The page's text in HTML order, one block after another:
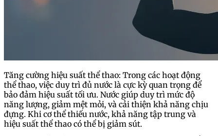
Tăng cường hiệu suất thể thao: Trong các hoạt động
thể thao, việc duy trì đủ nước là cực kỳ quan trọng để
bảo đảm hiệu suất tối ưu. Nước giúp duy trì mức độ
năng lượng, giảm mệt mỏi, và cải thiện khả năng chịu
đựng. Khi cơ thể thiếu nước, khả năng tập trung và
hiệu suất thể thao có thể bị giảm sút.